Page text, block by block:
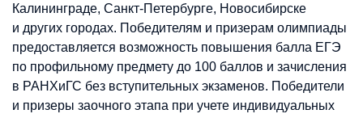
Калининграде, Санкт-Петербурге, Новосибирске
и других городах. Победителям и призерам олимпиады
предоставляется возможность повышения балла ЕГЭ
по профильному предмету до 100 баллов и зачисления
в РАНХиГС без вступительных экзаменов. Победители
и призеры заочного этапа при учете индивидуальных